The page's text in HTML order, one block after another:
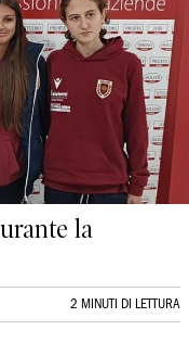
la
2 MINUTI DI LETTURA